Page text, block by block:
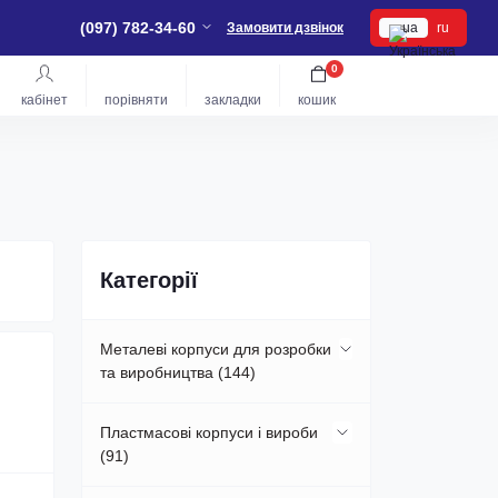
(097) 782-34-60 Замовити дзвінок ua ru
кабінет порівняти закладки кошик
0
Категорії
Металеві корпуси для розробки
та виробництва (144)
Металеві корпуси для
радіоелектроніки (75)
Пластмасові корпуси і вироби
(91)